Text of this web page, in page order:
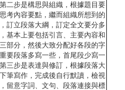
二步是構思與組織，根據題目要
考內容要點，繼而組織所想到的
訂立段落大綱，訂定全文要分多
基本上要包括引言、主要內容和
部分，然後大致分配好各段的字
要段落多寫一些，首尾段少寫一
三步是表達與修訂，根據段落大
筆寫作，完成後自行默讀，檢視
留意字詞、文句、段落連接與標